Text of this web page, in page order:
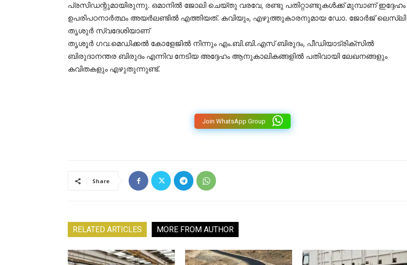
പ്രസിഡന്റുമായിരുന്നു. ഒമാനിൽ ജോലി ചെയ്‍തു വരവേ, രണ്ടു പതിറ്റാണ്ടുകൾക്ക് മുമ്പാണ് ഇദ്ദേഹം
ഉപരിപഠനാർത്ഥം അയർലണ്ടിൽ എത്തിയത്. കവിയും, എഴുത്തുകാരനുമായ ഡോ. ജോർജ് ലെസ്ലി
തൃശുർ സ്വദേശിയാണ്
തൃശൂർ ഗവ.മെഡിക്കൽ കോളേജിൽ നിന്നും എം.ബി.ബി.എസ് ബിരുദം, പീഡിയാട്രിക്സിൽ
ബിരുദാനന്തര ബിരുദം എന്നിവ നേടിയ അദ്ദേഹം ആനുകാലികങ്ങളിൽ പതിവായി ലേഖനങ്ങളും
കവിതകളും എഴുതുന്നുണ്ട്.
Join WhatsApp Group
Share
RELATED ARTICLES MORE FROM AUTHOR